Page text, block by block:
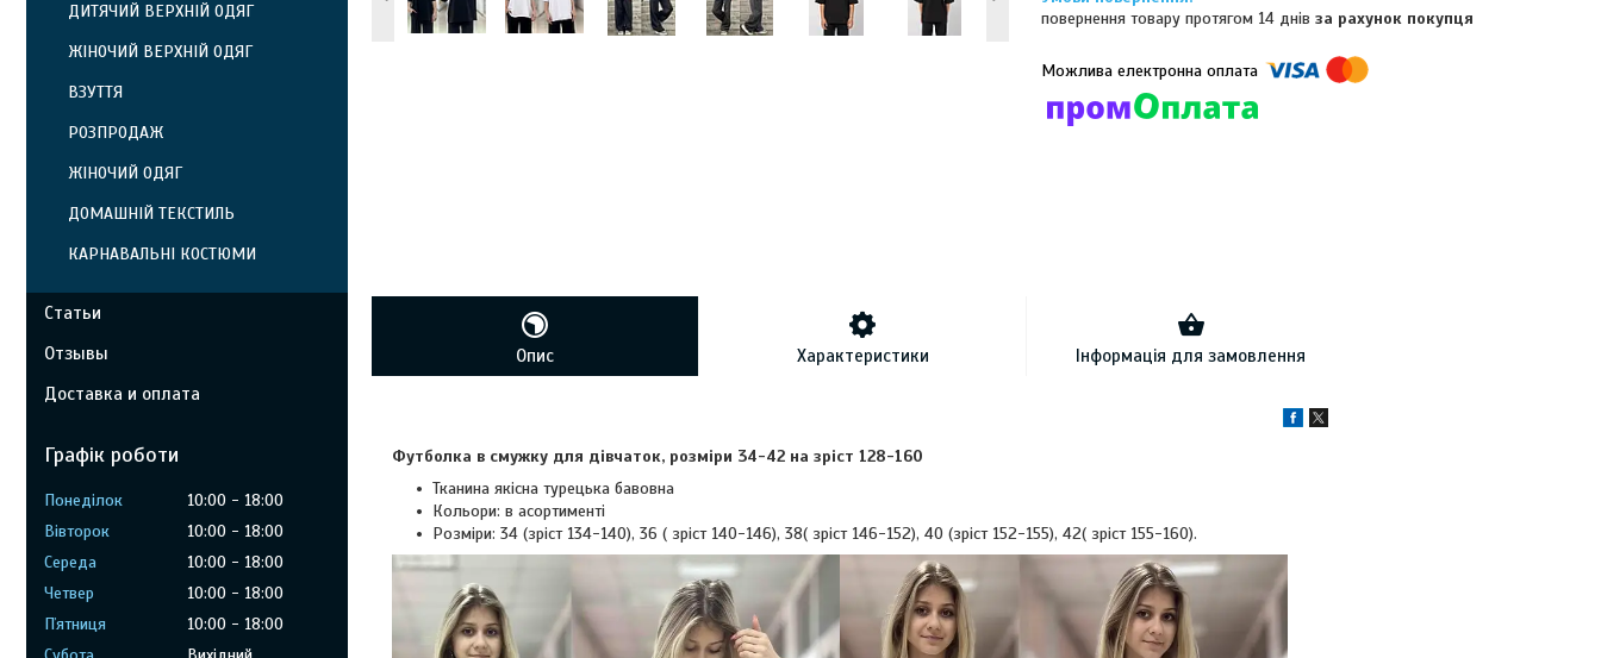
повернення товару протягом 14 днівза рахунок покупця
Опис Характеристики Інформація для замовлення
Футболка в смужку для дівчаток, розміри 34-42 на зріст 128-160
Тканина якісна турецька бавовна
Кольори: в асортименті
Розміри: 34 (зріст 134-140), 36 ( зріст 140-146), 38( зріст 146-152), 40 (зріст 152-155), 42( зріст 155-160).
ДИТЯЧИЙ ВЕРХНІЙ ОДЯГ
ЖІНОЧИЙ ВЕРХНІЙ ОДЯГ
ВЗУТТЯ
РОЗПРОДАЖ
ЖІНОЧИЙ ОДЯГ
ДОМАШНІЙ ТЕКСТИЛЬ
КАРНАВАЛЬНІ КОСТЮМИ
Статьи
Отзывы
Доставка и оплата
Графік роботи
Понеділок 10:00
18:00
Вівторок
10:00
18:00
Середа
10:00
18:00
Четвер
10:00
18:00
Пʼятниця
10:00
18:00